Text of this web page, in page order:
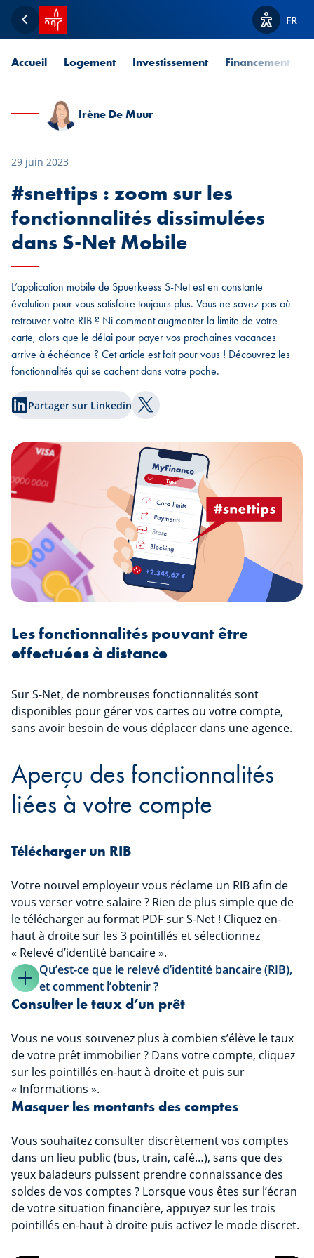
Retour
Accueil SPUERKEESS
Afficher
FR
Accueil Logement Investissement Financement
Irène De Muur
29 juin 2023
#snettips : zoom sur les
fonctionnalités dissimulées
dans S-Net Mobile
L’application mobile de Spuerkeess S-Net est en constante
évolution pour vous satisfaire toujours plus. Vous ne savez pas où
retrouver votre RIB ? Ni comment augmenter la limite de votre
carte, alors que le délai pour payer vos prochaines vacances
arrive à échéance ? Cet article est fait pour vous ! Découvrez les
fonctionnalités qui se cachent dans votre poche.
Partager sur Linkedin Partager sur Twitter
Les fonctionnalités pouvant être
effectuées à distance
Sur S-Net, de nombreuses fonctionnalités sont
disponibles pour gérer vos cartes ou votre compte,
sans avoir besoin de vous déplacer dans une agence.
Aperçu des fonctionnalités
liées à votre compte
Télécharger un RIB
Votre nouvel employeur vous réclame un RIB afin de
vous verser votre salaire ? Rien de plus simple que de
le télécharger au format PDF sur S-Net ! Cliquez en-
haut à droite sur les 3 pointillés et sélectionnez
« Relevé d’identité bancaire ».
Qu’est-ce que le relevé d’identité bancaire (RIB),
et comment l’obtenir ?
Consulter le taux d’un prêt
Vous ne vous souvenez plus à combien s’élève le taux
de votre prêt immobilier ? Dans votre compte, cliquez
sur les pointillés en-haut à droite et puis sur
« Informations ».
Masquer les montants des comptes
Vous souhaitez consulter discrètement vos comptes
dans un lieu public (bus, train, café…), sans que des
yeux baladeurs puissent prendre connaissance des
soldes de vos comptes ? Lorsque vous êtes sur l’écran
de votre situation financière, appuyez sur les trois
pointillés en-haut à droite puis activez le mode discret.